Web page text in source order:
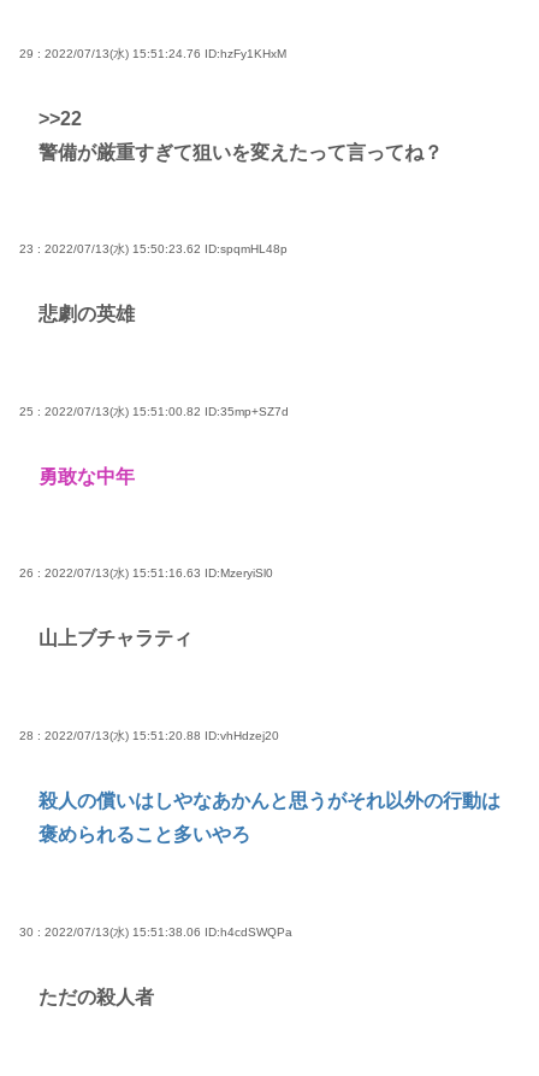
29 : 2022/07/13(水) 15:51:24.76 ID:hzFy1KHxM
>>22
警備が厳重すぎて狙いを変えたって言ってね？
23 : 2022/07/13(水) 15:50:23.62 ID:spqmHL48p
悲劇の英雄
25 : 2022/07/13(水) 15:51:00.82 ID:35mp+SZ7d
勇敢な中年
26 : 2022/07/13(水) 15:51:16.63 ID:MzeryiSl0
山上ブチャラティ
28 : 2022/07/13(水) 15:51:20.88 ID:vhHdzej20
殺人の償いはしやなあかんと思うがそれ以外の行動は
褒められること多いやろ
30 : 2022/07/13(水) 15:51:38.06 ID:h4cdSWQPa
ただの殺人者